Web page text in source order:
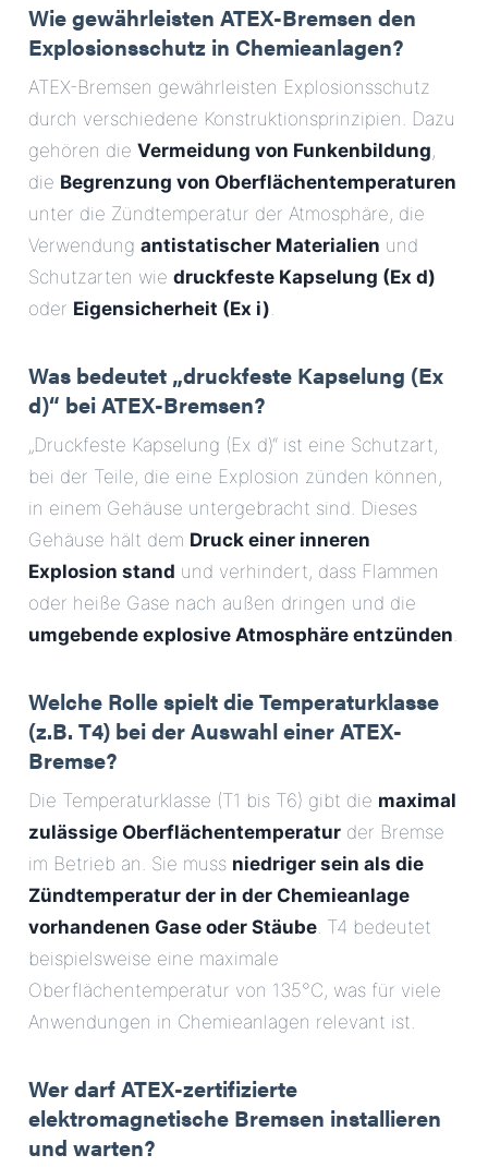
Wie gewährleisten ATEX-Bremsen den
Explosionsschutz in Chemieanlagen?
ATEX-Bremsen gewährleisten Explosionsschutz
durch verschiedene Konstruktionsprinzipien. Dazu
gehören die Vermeidung von Funkenbildung,
die Begrenzung von Oberflächentemperaturen
unter die Zündtemperatur der Atmosphäre, die
Verwendung antistatischer Materialien und
Schutzarten wie druckfeste Kapselung (Ex d)
oder Eigensicherheit (Ex i).
Was bedeutet „druckfeste Kapselung (Ex
d)“ bei ATEX-Bremsen?
„Druckfeste Kapselung (Ex d)“ ist eine Schutzart,
bei der Teile, die eine Explosion zünden können,
in einem Gehäuse untergebracht sind. Dieses
Gehäuse hält dem Druck einer inneren
Explosion stand und verhindert, dass Flammen
oder heiße Gase nach außen dringen und die
umgebende explosive Atmosphäre entzünden.
Welche Rolle spielt die Temperaturklasse
(z.B. T4) bei der Auswahl einer ATEX-
Bremse?
Die Temperaturklasse (T1 bis T6) gibt die maximal
zulässige Oberflächentemperatur der Bremse
im Betrieb an. Sie muss niedriger sein als die
Zündtemperatur der in der Chemieanlage
vorhandenen Gase oder Stäube. T4 bedeutet
beispielsweise eine maximale
Oberflächentemperatur von 135°C, was für viele
Anwendungen in Chemieanlagen relevant ist.
Wer darf ATEX-zertifizierte
elektromagnetische Bremsen installieren
und warten?